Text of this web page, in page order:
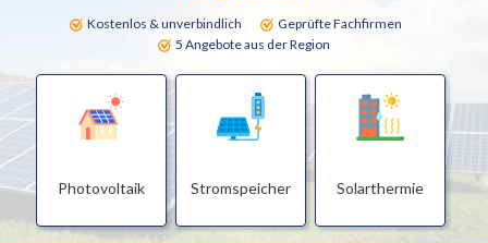
Kostenlos & unverbindlich
Geprüfte Fachfirmen
5 Angebote aus der Region
Photovoltaik Stromspeicher Solarthermie